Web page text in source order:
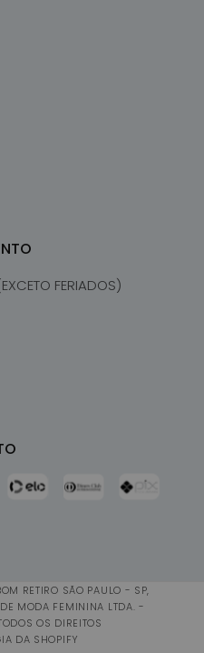
FERIADOS)
RETIRO SÃO PAULO - SP,
MODA FEMININA LTDA. -
OS DIREITOS
DA SHOPIFY